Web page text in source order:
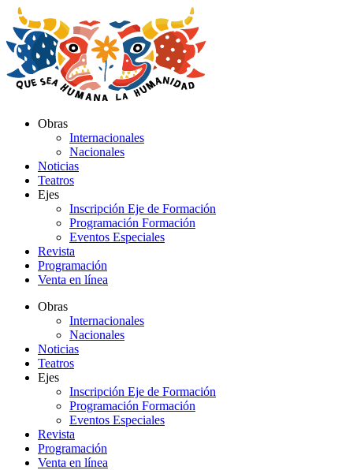
al
contenido
Obras
Internacionales
Nacionales
Noticias
Teatros
Ejes
Inscripción Eje de Formación
Programación Formación
Eventos Especiales
Revista
Programación
Venta en línea
Obras
Internacionales
Nacionales
Noticias
Teatros
Ejes
Inscripción Eje de Formación
Programación Formación
Eventos Especiales
Revista
Programación
Venta en línea